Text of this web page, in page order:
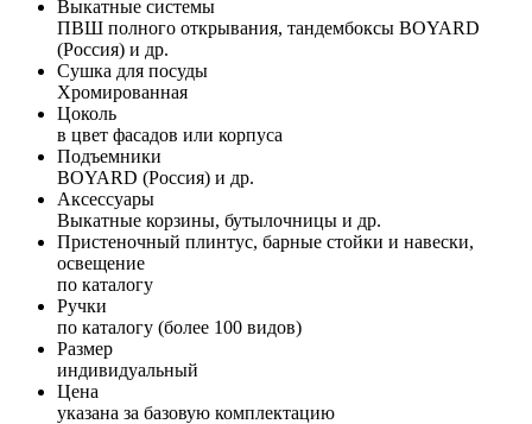
Выкатные системы
ПВШ полного открывания, тандембоксы BOYARD
(Россия) и др.
Сушка для посуды
Хромированная
Цоколь
в цвет фасадов или корпуса
Подъемники
BOYARD (Россия) и др.
Аксессуары
Выкатные корзины, бутылочницы и др.
Пристеночный плинтус, барные стойки и навески,
освещение
по каталогу
Ручки
по каталогу (более 100 видов)
Размер
индивидуальный
Цена
указана за базовую комплектацию